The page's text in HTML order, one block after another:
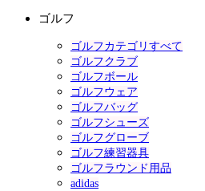
ゴルフ
ゴルフカテゴリすべて
ゴルフクラブ
ゴルフボール
ゴルフウェア
ゴルフバッグ
ゴルフシューズ
ゴルフグローブ
ゴルフ練習器具
ゴルフラウンド用品
adidas